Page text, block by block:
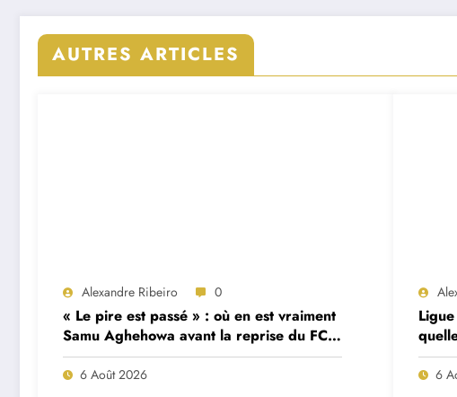
AUTRES ARTICLES
Alexandre Ribeiro 0
« Le pire est passé » : où en est vraiment
Samu Aghehowa avant la reprise du FC
Porto ?
6 Août 2026 6